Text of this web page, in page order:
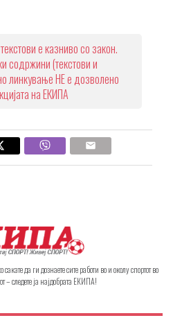
е казниво со закон.
содржини (текстови и
линкување НЕ е дозволено
на ЕКИПА
да ги дознаете сите работи во и околу спортот во
– следете ја најдобрата ЕКИПА!